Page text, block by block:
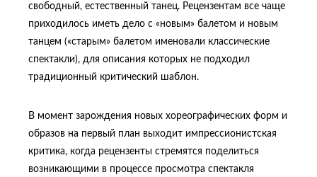
свободный, естественный танец. Рецензентам все чаще
приходилось иметь дело с «новым» балетом и новым
танцем («старым» балетом именовали классические
спектакли), для описания которых не подходил
традиционный критический шаблон.
В момент зарождения новых хореографических форм и
образов на первый план выходит импрессионистская
критика, когда рецензенты стремятся поделиться
возникающими в процессе просмотра спектакля